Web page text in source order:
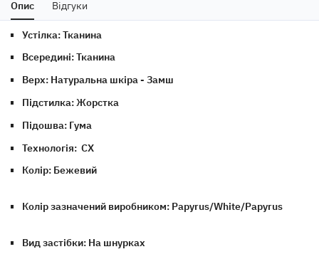
Опис Відгуки
Устілка: Тканина
Всередині: Тканина
Верх: Натуральна шкіра - Замш
Підстилка: Жорстка
Підошва: Гума
Технологія: CX
Колір: Бежевий
Колір зазначений виробником: Papyrus/White/Papyrus
Вид застібки: На шнурках